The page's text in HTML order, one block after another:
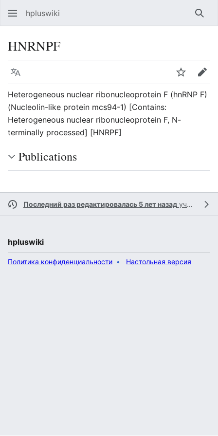
hpluswiki
HNRNPF
Язык Следить
Heterogeneous nuclear ribonucleoprotein F (hnRNP F)
(Nucleolin-like protein mcs94-1) [Contains:
Heterogeneous nuclear ribonucleoprotein F, N-
terminally processed] [HNRPF]
Publications
Последний раз редактировалась 5 лет назад участником
hpluswiki
Политика конфиденциальности Настольная версия